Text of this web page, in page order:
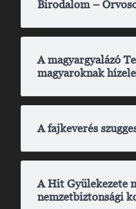
Birodalom –
A magyargyalázó
magyaroknak
A fajkeverés
A Hit Gyülekezete
nemzetbiztonsági